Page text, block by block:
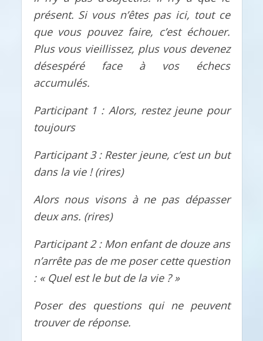
présent. Si vous n’êtes pas ici, tout ce
que vous pouvez faire, c’est échouer.
Plus vous vieillissez, plus vous devenez
désespéré face à vos échecs
accumulés.
Participant 1 : Alors, restez jeune pour
toujours
Participant 3 : Rester jeune, c’est un but
dans la vie ! (rires)
Alors nous visons à ne pas dépasser
deux ans. (rires)
Participant 2 : Mon enfant de douze ans
n’arrête pas de me poser cette question
: « Quel est le but de la vie ? »
Poser des questions qui ne peuvent
trouver de réponse.